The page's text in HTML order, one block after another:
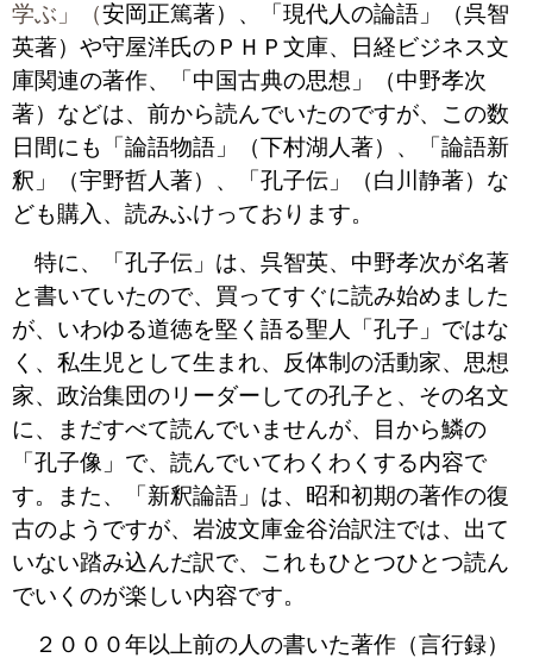
学ぶ」（安岡正篤著）、「現代人の論語」（呉智
英著）や守屋洋氏のＰＨＰ文庫、日経ビジネス文
庫関連の著作、「中国古典の思想」（中野孝次
著）などは、前から読んでいたのですが、この数
日間にも「論語物語」（下村湖人著）、「論語新
釈」（宇野哲人著）、「孔子伝」（白川静著）な
ども購入、読みふけっております。
特に、「孔子伝」は、呉智英、中野孝次が名著
と書いていたので、買ってすぐに読み始めました
が、いわゆる道徳を堅く語る聖人「孔子」ではな
く、私生児として生まれ、反体制の活動家、思想
家、政治集団のリーダーしての孔子と、その名文
に、まだすべて読んでいませんが、目から鱗の
「孔子像」で、読んでいてわくわくする内容で
す。また、「新釈論語」は、昭和初期の著作の復
古のようですが、岩波文庫金谷治訳注では、出て
いない踏み込んだ訳で、これもひとつひとつ読ん
でいくのが楽しい内容です。
２０００年以上前の人の書いた著作（言行録）